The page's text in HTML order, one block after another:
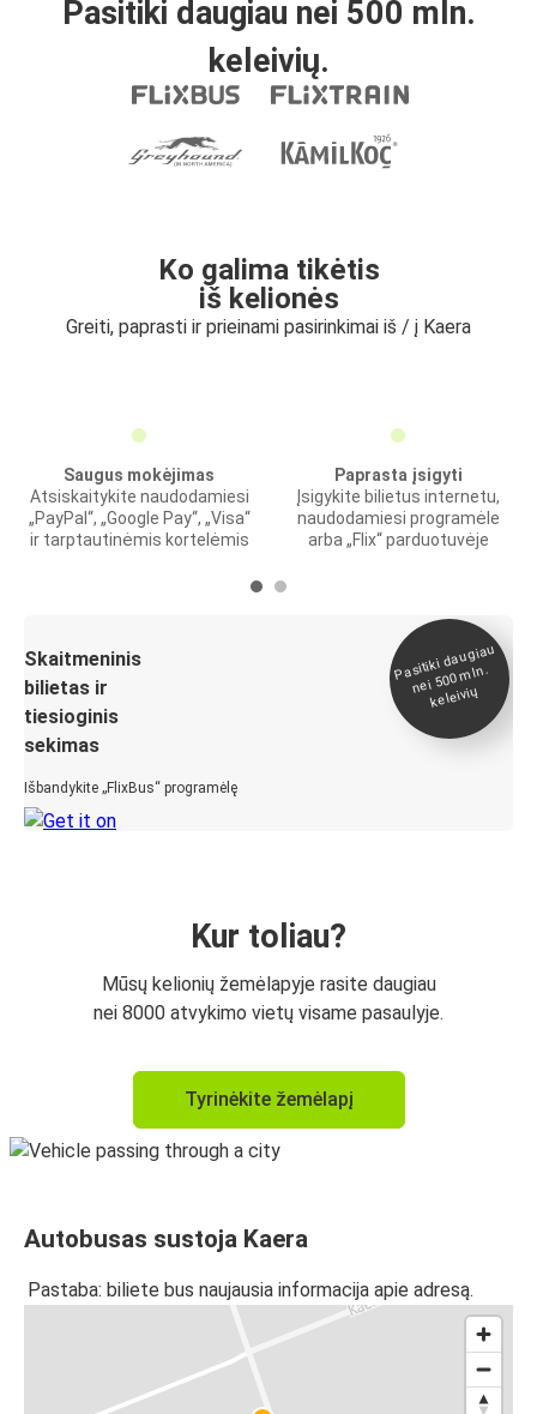
Pasitiki daugiau nei 500 mln.
keleivių.
Ko galima tikėtis
iš kelionės
Greiti, paprasti ir prieinami pasirinkimai iš / į Kaera
Saugus mokėjimas
Atsiskaitykite naudodamiesi
„PayPal“, „Google Pay“, „Visa“
ir tarptautinėmis kortelėmis
Paprasta įsigyti
Įsigykite bilietus internetu,
naudodamiesi programėle
arba „Flix“ parduotuvėje
Skaitmeninis
bilietas ir
tiesioginis
sekimas
Išbandykite „FlixBus“ programėlę
Pasitiki daugiau
nei 500
mln.
keleivių
Kur toliau?
Mūsų kelionių žemėlapyje rasite daugiau
nei 8000 atvykimo vietų visame pasaulyje.
Tyrinėkite žemėlapį
Autobusas sustoja Kaera
Pastaba: biliete bus naujausia informacija apie adresą.